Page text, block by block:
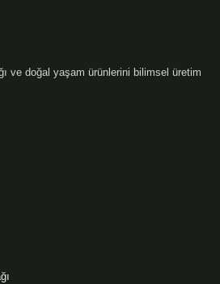
ve doğal yaşam ürünlerini bilimsel üretim